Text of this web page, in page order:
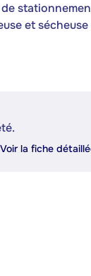
de
et sécheuse
Voir la fiche